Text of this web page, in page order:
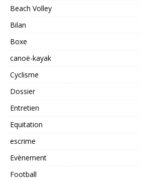
Beach Volley
Bilan
Boxe
canoë-kayak
Cyclisme
Dossier
Entretien
Equitation
escrime
Evènement
Football